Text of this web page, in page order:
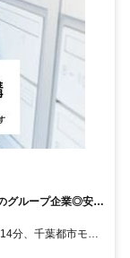
グループ企業◎安
都市モノレール
分、千葉都市モノ
千葉都市モノレー